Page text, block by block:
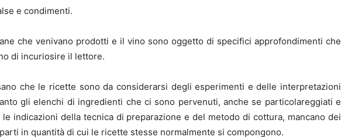
e condimenti.
che venivano prodotti e il vino sono oggetto di specifici approfondimenti che
di incuriosire il lettore.
che le ricette sono da considerarsi degli esperimenti e delle interpretazioni
gli elenchi di ingredienti che ci sono pervenuti, anche se particolareggiati e
indicazioni della tecnica di preparazione e del metodo di cottura, mancano dei
in quantità di cui le ricette stesse normalmente si compongono.